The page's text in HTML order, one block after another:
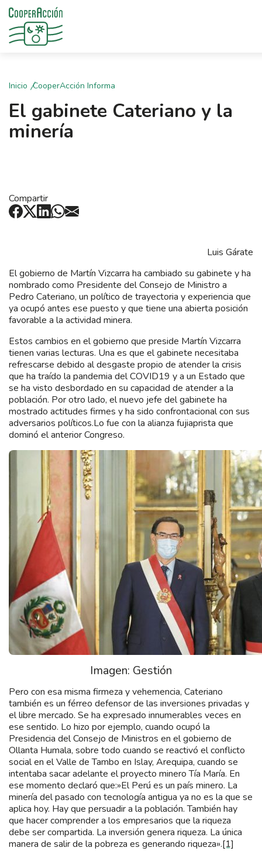
Inicio CooperAcción Informa
El gabinete Cateriano y la
minería
Compartir
Luis Gárate
El gobierno de Martín Vizcarra ha cambiado su gabinete y ha
nombrado como Presidente del Consejo de Ministro a
Pedro Cateriano, un político de trayectoria y experiencia que
ya ocupó antes ese puesto y que tiene una abierta posición
favorable a la actividad minera.
Estos cambios en el gobierno que preside Martín Vizcarra
tienen varias lecturas. Una es que el gabinete necesitaba
refrescarse debido al desgaste propio de atender la crisis
que ha traído la pandemia del COVID19 y a un Estado que
se ha visto desbordado en su capacidad de atender a la
población. Por otro lado, el nuevo jefe del gabinete ha
mostrado actitudes firmes y ha sido confrontacional con sus
adversarios políticos.Lo fue con la alianza fujiaprista que
dominó el anterior Congreso.
Imagen: Gestión
Pero con esa misma firmeza y vehemencia, Cateriano
también es un férreo defensor de las inversiones privadas y
el libre mercado. Se ha expresado innumerables veces en
ese sentido. Lo hizo por ejemplo, cuando ocupó la
Presidencia del Consejo de Ministros en el gobierno de
Ollanta Humala, sobre todo cuando se reactivó el conflicto
social en el Valle de Tambo en Islay, Arequipa, cuando se
intentaba sacar adelante el proyecto minero Tía María. En
ese momento declaró que:»El Perú es un país minero. La
minería del pasado con tecnología antigua ya no es la que se
aplica hoy. Hay que persuadir a la población. También hay
que hacer comprender a los empresarios que la riqueza
debe ser compartida. La inversión genera riqueza. La única
manera de salir de la pobreza es generando riqueza».[1]